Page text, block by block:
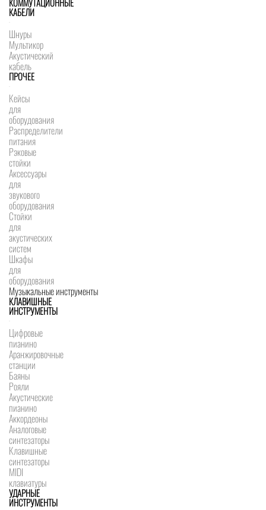
КАБЕЛИ
Шнуры
Мультикор
Акустический
кабель
ПРОЧЕЕ
Кейсы
для
оборудования
Распределители
питания
Рэковые
стойки
Аксессуары
для
звукового
оборудования
Стойки
для
акустических
систем
Шкафы
для
оборудования
Музыкальные инструменты
КЛАВИШНЫЕ
ИНСТРУМЕНТЫ
Цифровые
пианино
Аранжировочные
станции
Баяны
Рояли
Акустические
пианино
Аккордеоны
Аналоговые
синтезаторы
Клавишные
синтезаторы
MIDI
клавиатуры
УДАРНЫЕ
ИНСТРУМЕНТЫ